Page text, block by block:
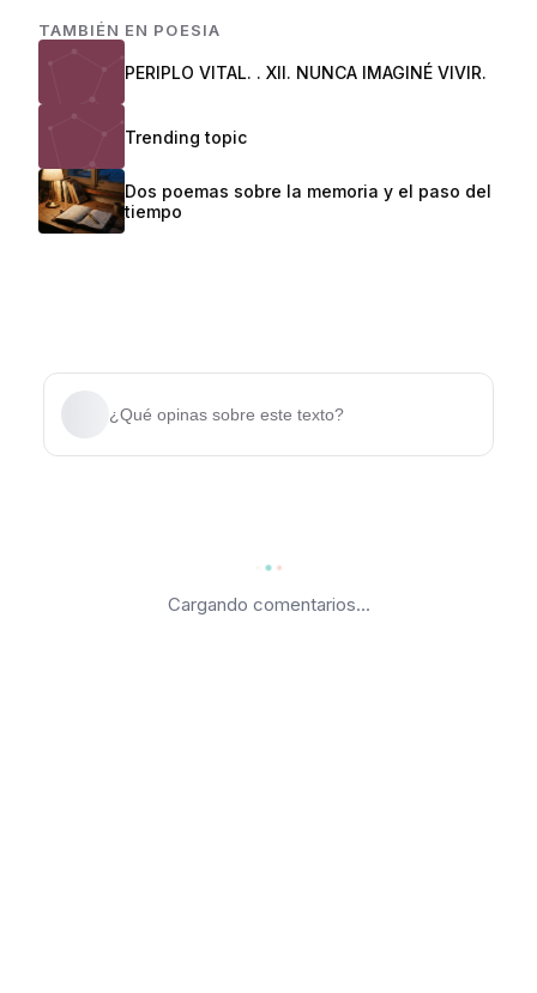
TAMBIÉN EN POESIA
PERIPLO VITAL. . XII. NUNCA IMAGINÉ VIVIR.
Trending topic
Dos poemas sobre la memoria y el paso del
tiempo
¿Qué opinas sobre este texto?
Cargando comentarios...